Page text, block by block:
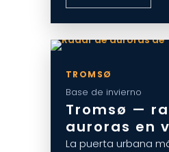
TROMSØ
Base de invierno
Tromsø —
auroras en
La puerta urbana